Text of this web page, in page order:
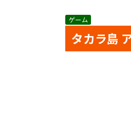
ゲーム
タカラ島